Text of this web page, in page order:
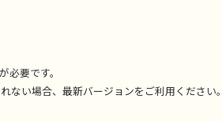
が必要です。
ない場合、最新バージョンをご利用ください。